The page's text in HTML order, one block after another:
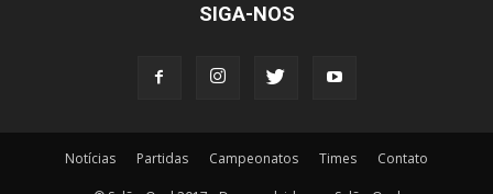
SIGA-NOS
Notícias Partidas Campeonatos Times Contato